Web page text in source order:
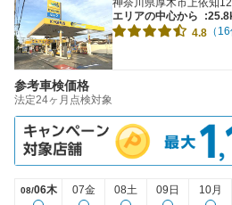
エリアの中心から
4.8 （16
参考車検価格
法定24ヶ月点検対象
08/06木 07金 08土 09日 10月